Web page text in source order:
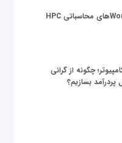
چگونه از گرانی
بسازیم؟